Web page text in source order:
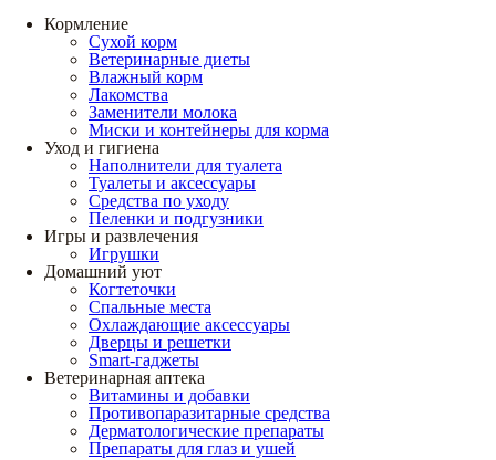
Кормление
Сухой корм
Ветеринарные диеты
Влажный корм
Лакомства
Заменители молока
Миски и контейнеры для корма
Уход и гигиена
Наполнители для туалета
Туалеты и аксессуары
Средства по уходу
Пеленки и подгузники
Игры и развлечения
Игрушки
Домашний уют
Когтеточки
Спальные места
Охлаждающие аксессуары
Дверцы и решетки
Smart-гаджеты
Ветеринарная аптека
Витамины и добавки
Противопаразитарные средства
Дерматологические препараты
Препараты для глаз и ушей